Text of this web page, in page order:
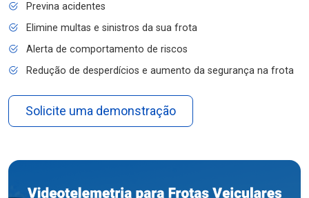
Previna acidentes
Elimine multas e sinistros da sua frota
Alerta de comportamento de riscos
Redução de desperdícios e aumento da segurança na frota
Solicite uma demonstração